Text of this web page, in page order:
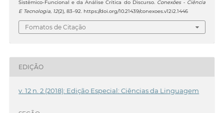
Sistêmico-Funcional e da Análise Crítica do Discurso.
Conexões - Ciência
E Tecnologia, 12(2), 83–92. https://doi.org/10.21439/conexoes.v12i2.1446
Fomatos de Citação
EDIÇÃO
v. 12 n. 2 (2018): Edição Especial: Ciências da Linguagem